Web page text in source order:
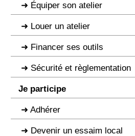
Équiper son atelier
Louer un atelier
Financer ses outils
Sécurité et règlementation
Je participe
Adhérer
Devenir un essaim local